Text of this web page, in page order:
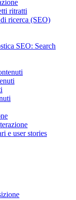
ritratti
ricerca (SEO)
SEO: Search
e user stories